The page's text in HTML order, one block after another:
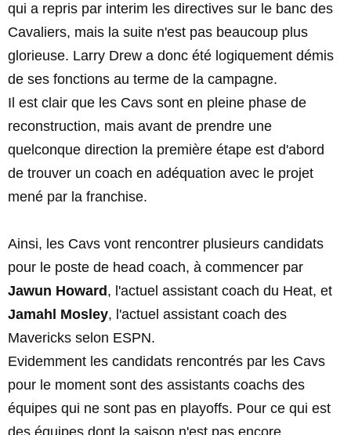
qui a repris par interim les directives sur le banc des
Cavaliers, mais la suite n'est pas beaucoup plus
glorieuse. Larry Drew a donc été logiquement démis
de ses fonctions au terme de la campagne.
Il est clair que les Cavs sont en pleine phase de
reconstruction, mais avant de prendre une
quelconque direction la première étape est d'abord
de trouver un coach en adéquation avec le projet
mené par la franchise.
Ainsi, les Cavs vont rencontrer plusieurs candidats
pour le poste de head coach, à commencer par
Jawun Howard , l'actuel assistant coach du Heat, et
Jamahl Mosley, l'actuel assistant coach des
Mavericks selon ESPN.
Evidemment les candidats rencontrés par les Cavs
pour le moment sont des assistants coachs des
équipes qui ne sont pas en playoffs. Pour ce qui est
des équipes dont la saison n'est pas encore